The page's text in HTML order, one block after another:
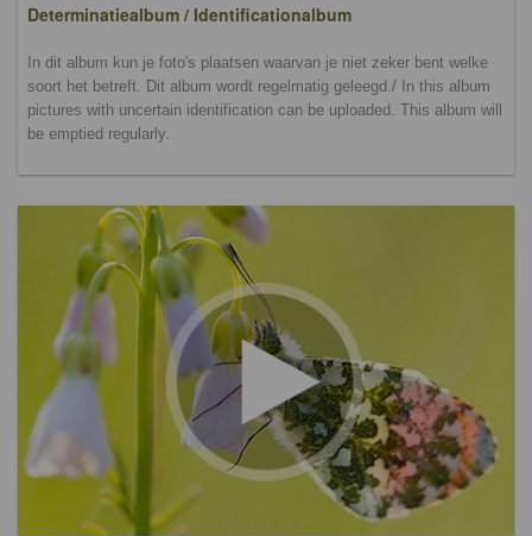
Determinatiealbum / Identificationalbum
In dit album kun je foto's plaatsen waarvan je niet zeker bent welke
soort het betreft. Dit album wordt regelmatig geleegd./ In this album
pictures with uncertain identification can be uploaded. This album will
be emptied regularly.